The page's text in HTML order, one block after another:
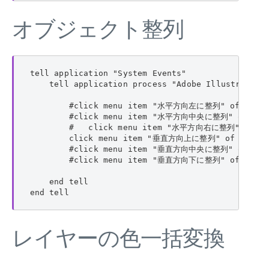
オブジェクト整列
tell application "System Events"
    tell application process "Adobe Illustrator"
#click menu item "水平方向左に整列" of
#click menu item "水平方向中央に整列" of
#   click menu item "水平方向右に整列" of
click menu item "垂直方向上に整列" of menu
#click menu item "垂直方向中央に整列" of
#click menu item "垂直方向下に整列" of
    end tell
end tell
レイヤーの色一括変換